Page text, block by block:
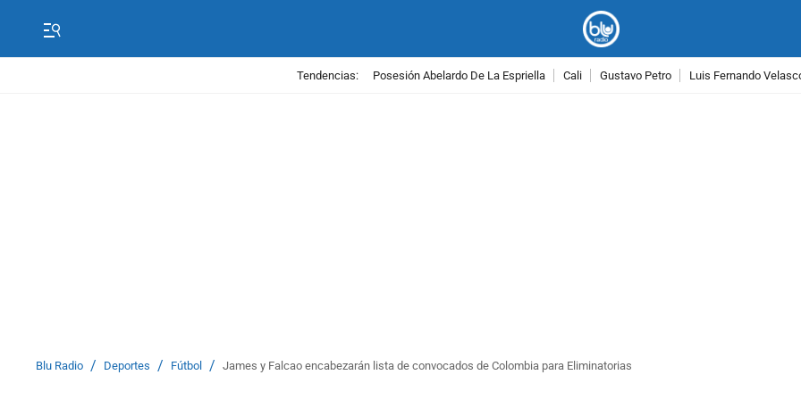
Tendencias: Posesión Abelardo De La Espriella Cali Gustavo Petro Luis Fernando
Blu Radio / Deportes / Fútbol / James y Falcao encabezarán lista de convocados de Colombia para Eliminatorias